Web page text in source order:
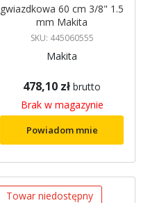
gwiazdkowa 60 cm 3/8" 1.5
mm Makita
SKU: 445060555
Makita
478,10 zł brutto
Brak w magazynie
Powiadom mnie
Towar niedostępny